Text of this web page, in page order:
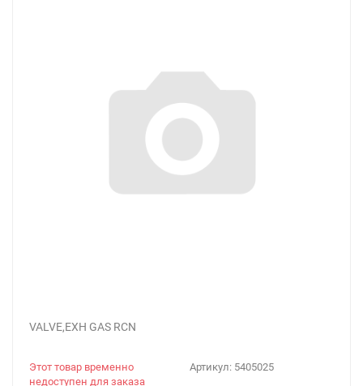
VALVE,EXH GAS RCN
Артикул: 5405025
Этот товар временно
недоступен для заказа